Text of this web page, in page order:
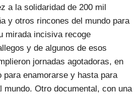
a la solidaridad de 200 mil
y otros rincones del mundo para
mirada incisiva recoge
y de algunos de esos
jornadas agotadoras, en
para enamorarse y hasta para
mundo. Otro documental, con una